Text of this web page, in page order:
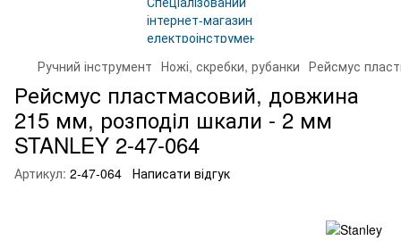
Ручний інструмент Ножі, скребки, рубанки Рейсмус
Рейсмус пластмасовий, довжина
215 мм, розподіл шкали - 2 мм
STANLEY 2-47-064
Артикул: 2-47-064 Написати відгук